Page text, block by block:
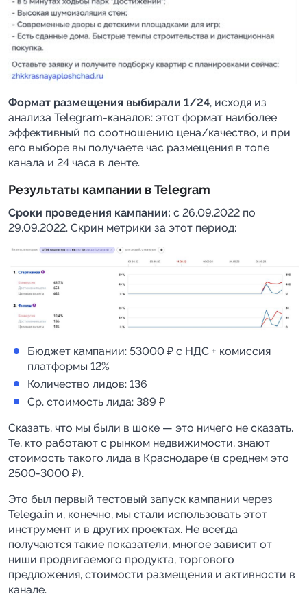
Формат размещения выбирали 1/24, исходя из
анализа Telegram-каналов: этот формат наиболее
эффективный по соотношению цена/качество, и при
его выборе вы получаете час размещения в топе
канала и 24 часа в ленте.
Результаты кампании в Telegram
Сроки проведения кампании: с 26.09.2022 по
29.09.2022. Скрин метрики за этот период:
Бюджет кампании: 53000 ₽ с НДС + комиссия
платформы 12%
Количество лидов: 136
Ср. стоимость лида: 389 ₽
Сказать, что мы были в шоке — это ничего не сказать.
Те, кто работают с рынком недвижимости, знают
стоимость такого лида в Краснодаре (в среднем это
2500-3000 ₽).
Это был первый тестовый запуск кампании через
Telega.in и, конечно, мы стали использовать этот
инструмент и в других проектах. Не всегда
получаются такие показатели, многое зависит от
ниши продвигаемого продукта, торгового
предложения, стоимости размещения и активности в
канале.